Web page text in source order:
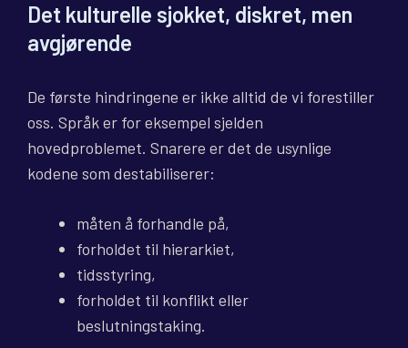
Det kulturelle sjokket, diskret, men
avgjørende
De første hindringene er ikke alltid de vi forestiller
oss. Språk er for eksempel sjelden
hovedproblemet. Snarere er det de usynlige
kodene som destabiliserer:
måten å forhandle på,
forholdet til hierarkiet,
tidsstyring,
forholdet til konflikt eller
beslutningstaking.